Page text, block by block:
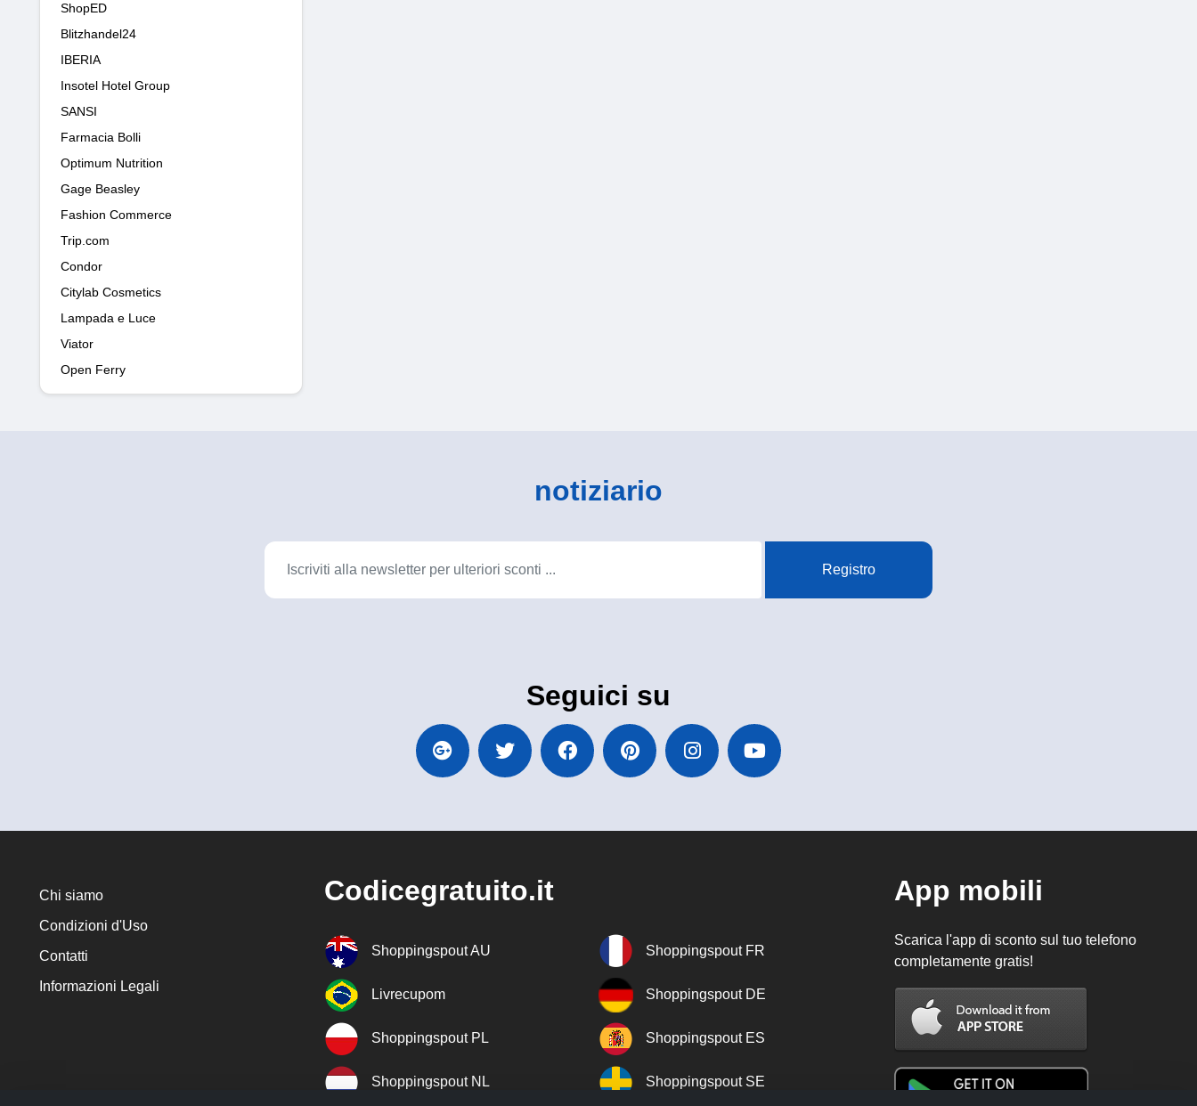
ShopED
Blitzhandel24
IBERIA
Insotel Hotel Group
SANSI
Farmacia Bolli
Optimum Nutrition
Gage Beasley
Fashion Commerce
Trip.com
Condor
Citylab Cosmetics
Lampada e Luce
Viator
Open Ferry
notiziario
Registro
Seguici su
Chi siamo
Condizioni d'Uso
Contatti
Informazioni Legali
Codicegratuito.it
Shoppingspout AU Shoppingspout FR
Livrecupom Shoppingspout DE
Shoppingspout PL Shoppingspout ES
Shoppingspout NL Shoppingspout SE
App mobili
Scarica l'app di sconto sul tuo telefono
completamente gratis!